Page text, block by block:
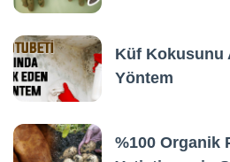
Küf Kokusunu
Yöntem
%100 Organik